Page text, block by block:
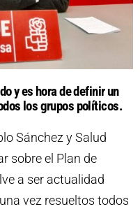
y es hora de definir un
los grupos políticos.
Sánchez y Salud
sobre el Plan de
a ser actualidad
vez resueltos todos